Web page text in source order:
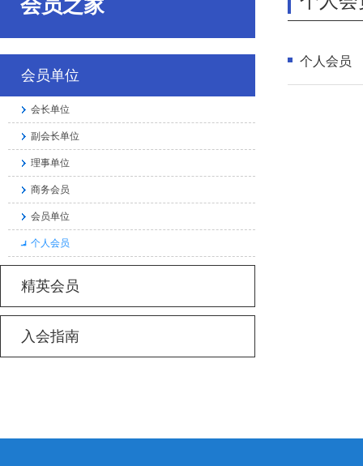
会员之家
会员单位
会长单位
副会长单位
理事单位
商务会员
会员单位
个人会员
精英会员
入会指南
个人会员